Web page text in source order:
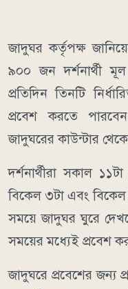
জাদুঘর কর্তৃপক্ষ
৯০০ জন দর্শনার্থী
প্রতিদিন তিনটি
প্রবেশ করতে
জাদুঘরের কাউন্টার
দর্শনার্থীরা সকাল
বিকেল ৩টা এবং বিকেল
সময়ে জাদুঘর ঘুরে
সময়ের মধ্যেই প্রবেশ
জাদুঘরে প্রবেশের জন্য